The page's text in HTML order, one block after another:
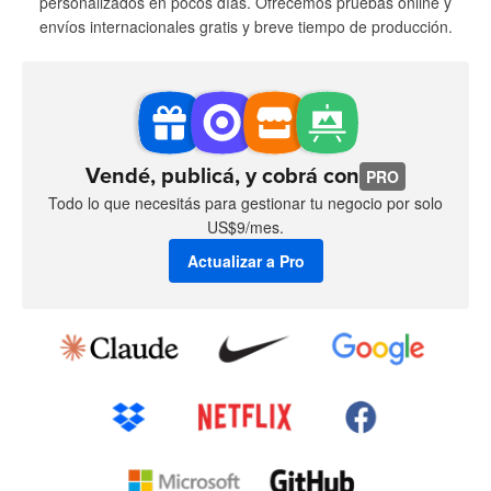
envíos internacionales gratis y breve tiempo de producción.
Vendé, publicá, y cobrá con PRO
Todo lo que necesitás para gestionar tu negocio por solo
US$9/mes.
Actualizar a Pro